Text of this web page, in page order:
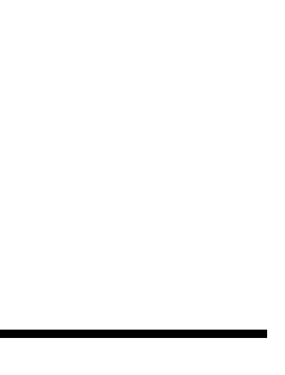
ชายนาม Yves Henri Donat